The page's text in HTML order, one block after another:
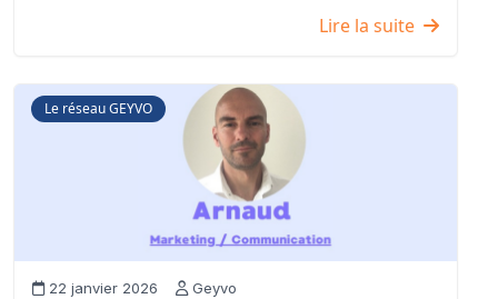
Lire la suite
Le réseau GEYVO
22 janvier 2026 Geyvo